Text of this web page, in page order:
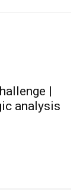
|
analysis